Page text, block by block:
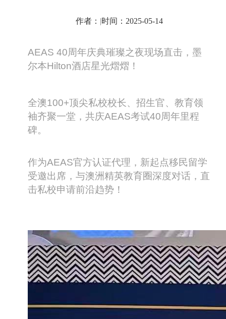
作者： |时间：2025-05-14
AEAS 40周年庆典璀璨之夜现场直击，墨
尔本Hilton酒店星光熠熠！
全澳100+顶尖私校校长、招生官、教育领
袖齐聚一堂，共庆AEAS考试40周年里程
碑。
作为AEAS官方认证代理，新起点移民留学
受邀出席，与澳洲精英教育圈深度对话，直
击私校申请前沿趋势！